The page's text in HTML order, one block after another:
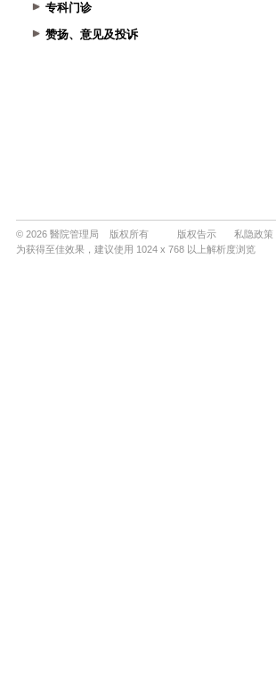
专科门诊
赞扬、意见及投诉
© 2026 醫院管理局 版权所有 版权告示 私隐政策
为获得至佳效果，建议使用 1024 x 768 以上解析度浏览